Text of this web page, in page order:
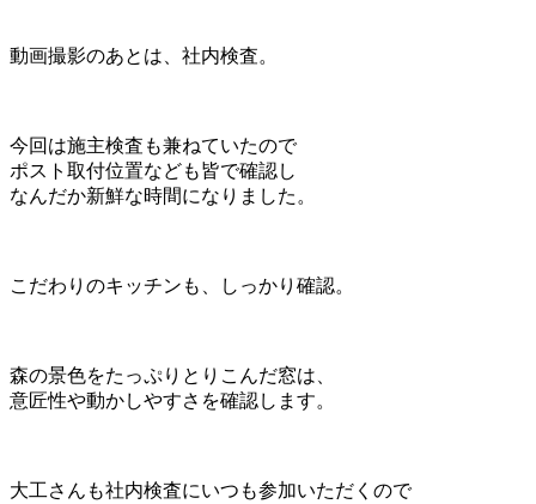
動画撮影のあとは、社内検査。
今回は施主検査も兼ねていたので
ポスト取付位置なども皆で確認し
なんだか新鮮な時間になりました。
こだわりのキッチンも、しっかり確認。
森の景色をたっぷりとりこんだ窓は、
意匠性や動かしやすさを確認します。
大工さんも社内検査にいつも参加いただくので